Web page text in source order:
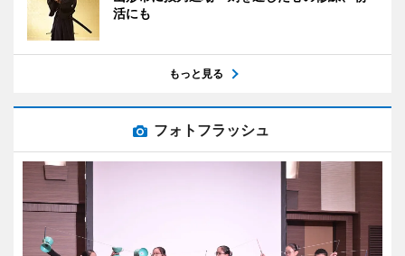
活にも
もっと見る
フォトフラッシュ